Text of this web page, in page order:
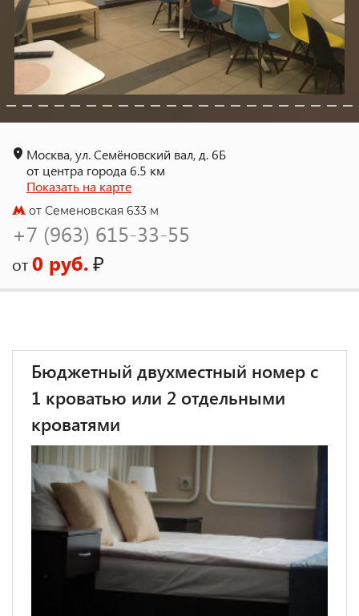
Москва, ул. Семёновский вал, д. 6Б
от центра города 6.5 км
Показать на карте
от Семеновская 633 м
+7 (963) 615-33-55
от0 руб.₽
Бюджетный двухместный номер с
1 кроватью или 2 отдельными
кроватями